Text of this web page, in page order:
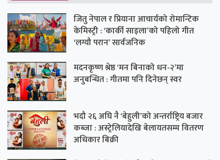
जितु नेपाल र प्रियाना आचार्यको रोमान्टिक
केमिस्ट्री : ‘कार्की साइला’को पहिलो गीत
‘लग्यौ परान’ सार्वजनिक
मदनकृष्ण श्रेष्ठ ‘मन बिनाको धन-२’मा
अनुबन्धित : गीतमा पनि दिनेछन् स्वर
भदौ २६ अघि नै ‘बेहुली’को अन्तर्राष्ट्रिय बजार
कब्जा : अस्ट्रेलियादेखि बेलायतसम्म वितरण
अधिकार बिक्री